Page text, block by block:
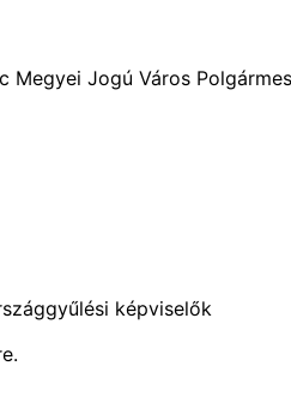
Jogú Város
képviselők